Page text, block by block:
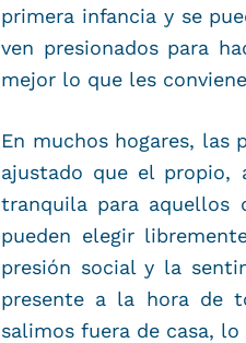
primera infancia y se
ven presionados para
mejor lo que les
En muchos hogares, las
ajustado que el propio,
tranquila para aquellos
pueden elegir
presión social y la
presente a la hora de
salimos fuera de casa,